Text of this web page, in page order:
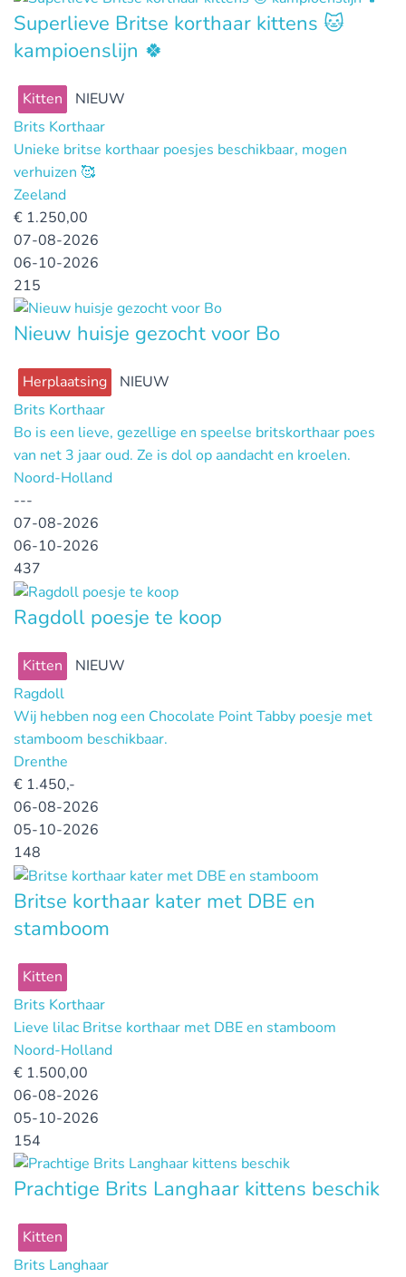
Superlieve Britse korthaar kittens 🐱
kampioenslijn 🍀
Kitten
NIEUW
Brits Korthaar
Unieke britse korthaar poesjes beschikbaar, mogen
verhuizen 🥰
Zeeland
€ 1.250,00
07-08-2026
06-10-2026
215
Nieuw huisje gezocht voor Bo
Herplaatsing
NIEUW
Brits Korthaar
Bo is een lieve, gezellige en speelse britskorthaar poes
van net 3 jaar oud. Ze is dol op aandacht en kroelen.
Noord-Holland
---
07-08-2026
06-10-2026
437
Ragdoll poesje te koop
Kitten
NIEUW
Ragdoll
Wij hebben nog een Chocolate Point Tabby poesje met
stamboom beschikbaar.
Drenthe
€ 1.450,-
06-08-2026
05-10-2026
148
Britse korthaar kater met DBE en
stamboom
Kitten
Brits Korthaar
Lieve lilac Britse korthaar met DBE en stamboom
Noord-Holland
€ 1.500,00
06-08-2026
05-10-2026
154
Prachtige Brits Langhaar kittens beschik
Kitten
Brits Langhaar